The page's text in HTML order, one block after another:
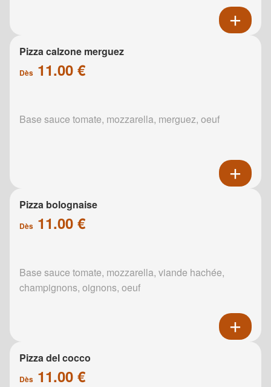
Pizza calzone merguez
Dès 11.00 €
Base sauce tomate, mozzarella, merguez, oeuf
Pizza bolognaise
Dès 11.00 €
Base sauce tomate, mozzarella, viande hachée,
champignons, oignons, oeuf
Pizza del cocco
Dès 11.00 €